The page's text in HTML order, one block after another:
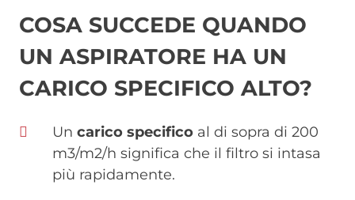
COSA SUCCEDE QUANDO
UN ASPIRATORE HA UN
CARICO SPECIFICO ALTO?
Un carico specifico al di sopra di 200
m3/m2/h significa che il filtro si intasa
più rapidamente.